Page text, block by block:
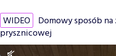
WIDEO Domowy sposób
prysznicowej